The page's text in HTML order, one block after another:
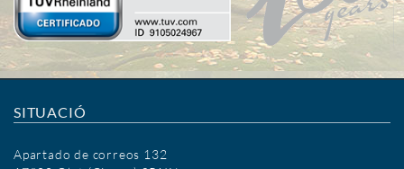
SITUACIÓ
Apartado de correos 132